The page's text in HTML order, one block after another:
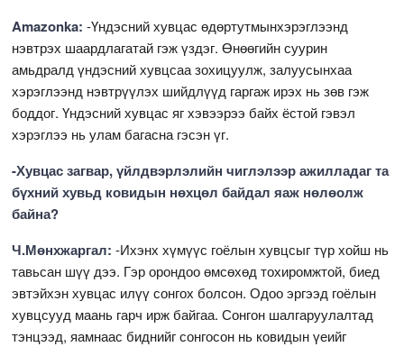
Amazonka:-Үндэсний хувцас өдөртутмынхэрэглээнд
нэвтрэх шаардлагатай гэж үздэг. Өнөөгийн суурин
амьдралд үндэсний хувцсаа зохицуулж, залуусынхаа
хэрэглээнд нэвтрүүлэх шийдлүүд гаргаж ирэх нь зөв гэж
боддог. Үндэсний хувцас яг хэвээрээ байх ёстой гэвэл
хэрэглээ нь улам багасна гэсэн үг.
-Хувцас загвар, үйлдвэрлэлийн чиглэлээр ажилладаг та
бүхний хувьд ковидын нөхцөл байдал яаж нөлөолж
байна?
Ч.Мөнхжаргал:-Ихэнх хүмүүс гоёлын хувцсыг түр хойш нь
тавьсан шүү дээ. Гэр орондоо өмсөхөд тохиромжтой, биед
эвтэйхэн хувцас илүү сонгох болсон. Одоо эргээд гоёлын
хувцсууд маань гарч ирж байгаа. Сонгон шалгаруулалтад
тэнцээд, яамнаас биднийг сонгосон нь ковидын үеийг